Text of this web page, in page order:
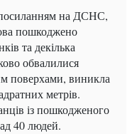
на ДСНС,
пошкоджено
та декілька
обвалилися
поверхами, виникла
метрів.
із пошкодженого
40 людей.